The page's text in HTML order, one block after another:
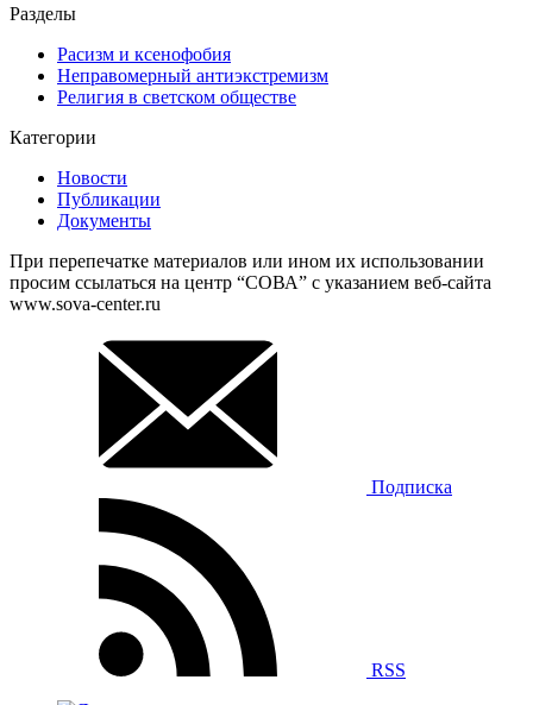
Разделы
Расизм и ксенофобия
Неправомерный антиэкстремизм
Религия в светском обществе
Категории
Новости
Публикации
Документы
При перепечатке материалов или ином их использовании
просим ссылаться на центр “СОВА” с указанием веб-сайта
www.sova-center.ru
Подписка
RSS